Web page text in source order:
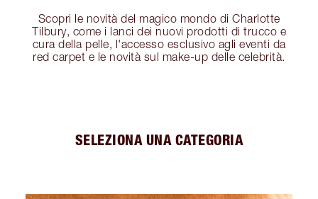
Scopri le novità del magico mondo di Charlotte
Tilbury, come i lanci dei nuovi prodotti di trucco e
cura della pelle, l'accesso esclusivo agli eventi da
red carpet e le novità sul make-up delle celebrità.
SELEZIONA UNA CATEGORIA